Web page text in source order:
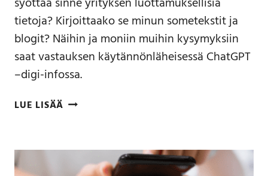
tietoja? Kirjoittaako se minun sometekstit ja
blogit? Näihin ja moniin muihin kysymyksiin
saat vastauksen käytännönläheisessä ChatGPT
–digi-infossa.
LUE LISÄÄ